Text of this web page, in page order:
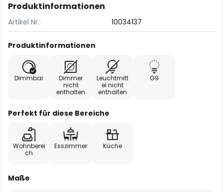
Produktinformationen
Artikel Nr.: 10034137
Produktinformationen
Dimmbar
Dimmer
nicht
enthalten
Leuchtmitt
el nicht
enthalten
G9
Perfekt für diese Bereiche
Wohnberei
ch
Esszimmer Küche
Maße